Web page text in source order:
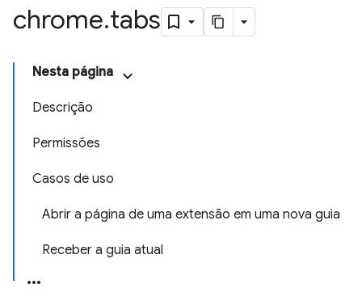
chrome.tabs
Nesta página
Descrição
Permissões
Casos de uso
Abrir a página de uma extensão em uma nova guia
Receber a guia atual